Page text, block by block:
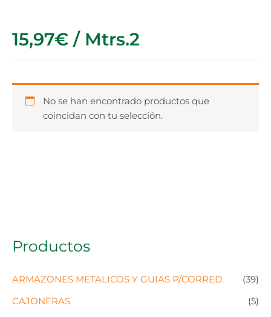
Productos
ARMAZONES METALICOS Y GUIAS P/CORRED.
(39)
CAJONERAS
(5)
15,97€ / Mtrs.2
No se han encontrado productos que
coincidan con tu selección.